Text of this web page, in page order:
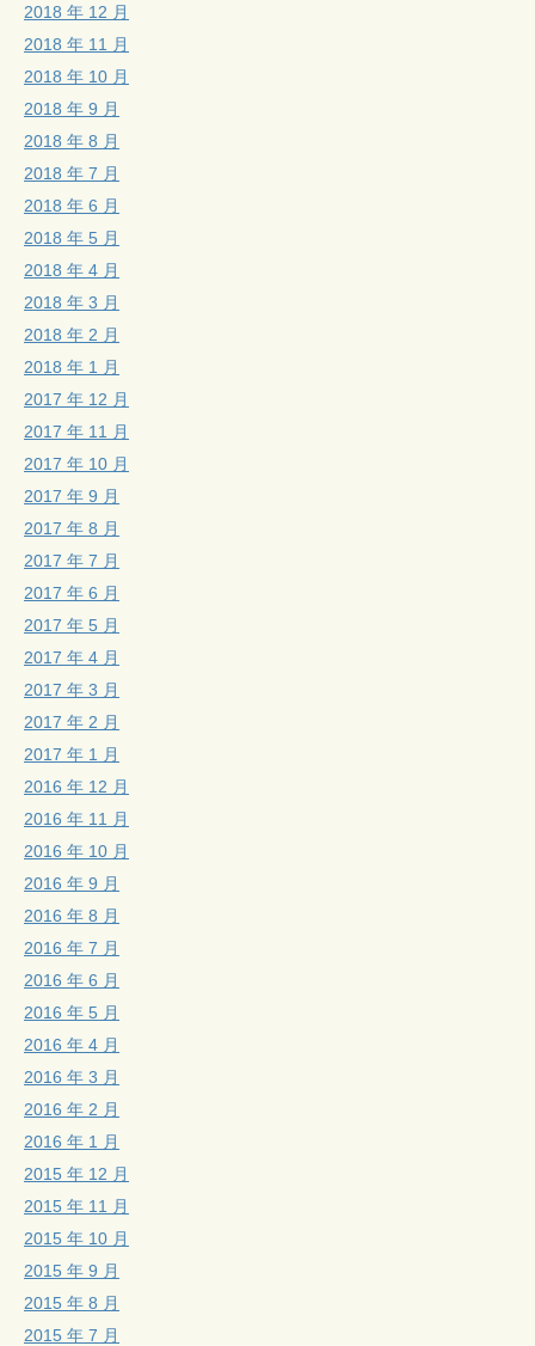
2018 年 12 月
2018 年 11 月
2018 年 10 月
2018 年 9 月
2018 年 8 月
2018 年 7 月
2018 年 6 月
2018 年 5 月
2018 年 4 月
2018 年 3 月
2018 年 2 月
2018 年 1 月
2017 年 12 月
2017 年 11 月
2017 年 10 月
2017 年 9 月
2017 年 8 月
2017 年 7 月
2017 年 6 月
2017 年 5 月
2017 年 4 月
2017 年 3 月
2017 年 2 月
2017 年 1 月
2016 年 12 月
2016 年 11 月
2016 年 10 月
2016 年 9 月
2016 年 8 月
2016 年 7 月
2016 年 6 月
2016 年 5 月
2016 年 4 月
2016 年 3 月
2016 年 2 月
2016 年 1 月
2015 年 12 月
2015 年 11 月
2015 年 10 月
2015 年 9 月
2015 年 8 月
2015 年 7 月